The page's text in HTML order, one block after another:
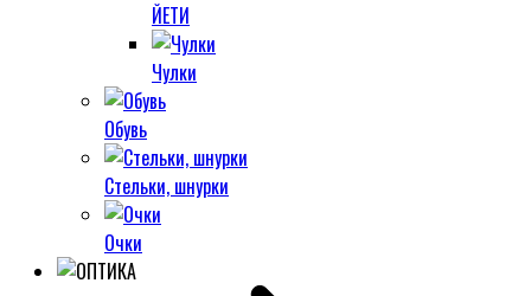
ЙЕТИ
Чулки
Обувь
Стельки, шнурки
Очки